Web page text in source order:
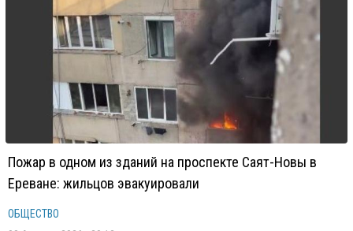
Пожар в одном из зданий на проспекте Саят-Новы в
Ереване: жильцов эвакуировали
ОБЩЕСТВО